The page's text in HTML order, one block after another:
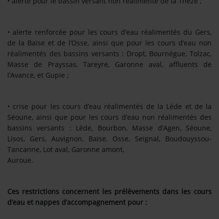
Se connecter
• alerte renforcée pour les cours d’eau réalimentés du Gers,
de la Baïse et de l’Osse, ainsi que pour les cours d’eau non
réalimentés des bassins versants : Dropt, Bournègue, Tolzac,
Masse de Prayssas, Tareyre, Garonne aval, affluents de
l’Avance, et Gupie ;
• crise pour les cours d’eau réalimentés de la Lède et de la
Séoune, ainsi que pour les cours d’eau non réalimentés des
bassins versants : Lède, Bourbon, Masse d’Agen, Séoune,
Lisos, Gers, Auvignon, Baïse, Osse, Seignal, Boudouyssou-
Tancanne, Lot aval, Garonne amont,
Auroue.
Ces restrictions concernent les prélèvements dans les cours
d’eau et nappes d’accompagnement pour :